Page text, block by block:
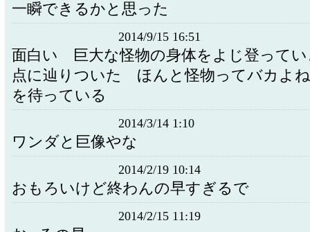
一瞬できるかと思った
2014/9/15 16:51
面白い 巨大な怪物の身体をよじ登って
点に辿りついた ほんと怪物ってバカよ
を待っている
2014/3/14 1:10
ワンダと巨像やな
2014/2/19 10:14
おもろいけど終わんの早すぎるで
2014/2/15 11:19